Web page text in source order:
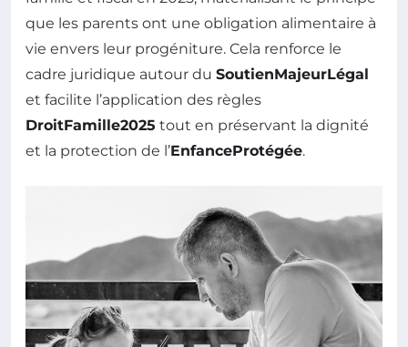
que les parents ont une obligation alimentaire à
vie envers leur progéniture. Cela renforce le
cadre juridique autour du SoutienMajeurLégal
et facilite l’application des règles
DroitFamille2025 tout en préservant la dignité
et la protection de l’EnfanceProtégée.